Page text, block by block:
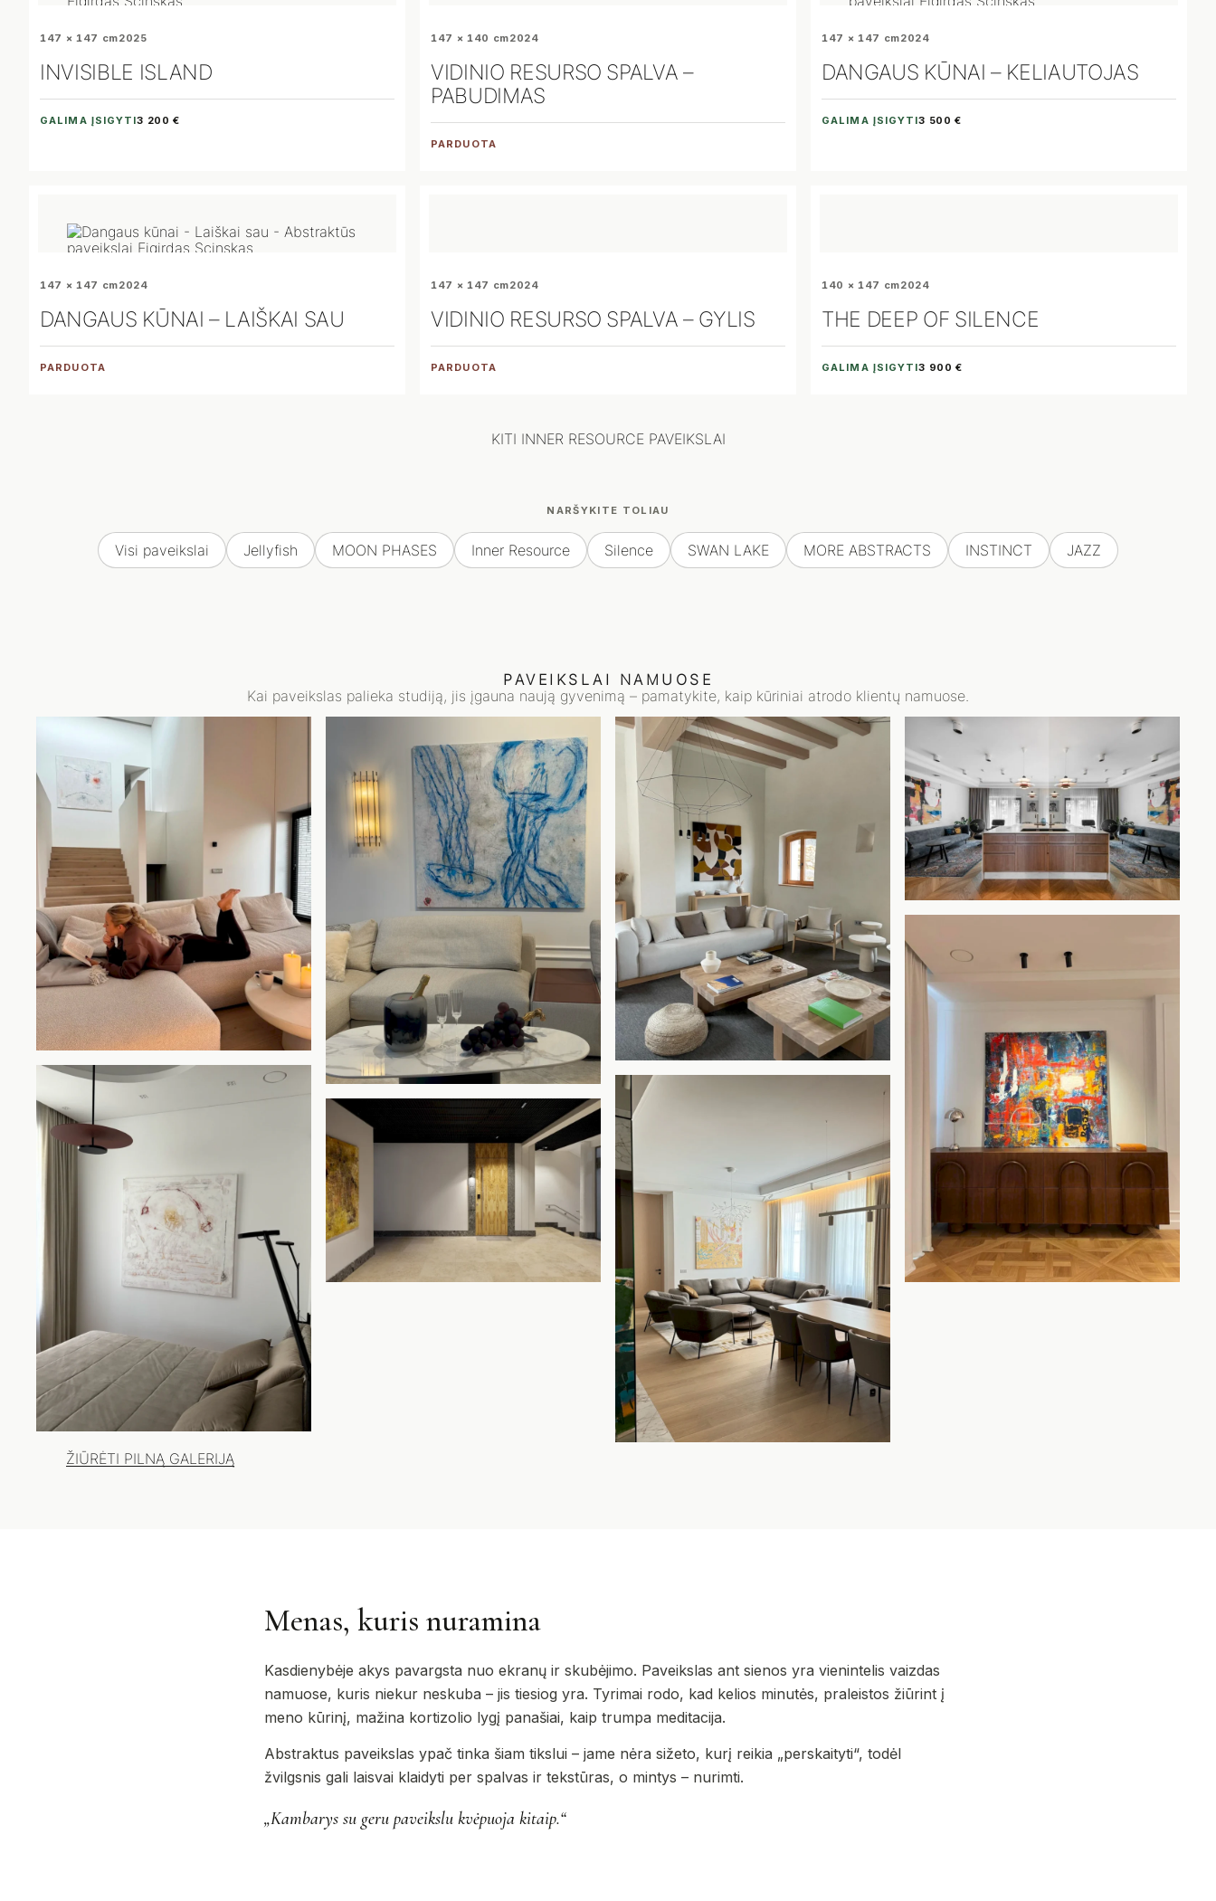
147 × 147 cm2025
INVISIBLE ISLAND
GALIMA ĮSIGYTI3 200 €
147 × 140 cm2024
VIDINIO RESURSO SPALVA –
PABUDIMAS
PARDUOTA
147 × 147 cm2024
DANGAUS KŪNAI – KELIAUTOJAS
GALIMA ĮSIGYTI3 500 €
147 × 147 cm2024
DANGAUS KŪNAI – LAIŠKAI SAU
PARDUOTA
147 × 147 cm2024
VIDINIO RESURSO SPALVA – GYLIS
PARDUOTA
140 × 147 cm2024
THE DEEP OF SILENCE
GALIMA ĮSIGYTI3 900 €
KITI INNER RESOURCE PAVEIKSLAI
NARŠYKITE TOLIAU
Visi paveikslai Jellyfish MOON PHASES Inner Resource Silence SWAN LAKE MORE ABSTRACTS INSTINCT JAZZ
PAVEIKSLAI NAMUOSE
Kai paveikslas palieka studiją, jis įgauna naują gyvenimą – pamatykite, kaip kūriniai atrodo klientų namuose.
ŽIŪRĖTI PILNĄ GALERIJĄ
Menas, kuris nuramina
Kasdienybėje akys pavargsta nuo ekranų ir skubėjimo. Paveikslas ant sienos yra vienintelis vaizdas
namuose, kuris niekur neskuba – jis tiesiog yra. Tyrimai rodo, kad kelios minutės, praleistos žiūrint į
meno kūrinį, mažina kortizolio lygį panašiai, kaip trumpa meditacija.
Abstraktus paveikslas ypač tinka šiam tikslui – jame nėra sižeto, kurį reikia „perskaityti“, todėl
žvilgsnis gali laisvai klaidyti per spalvas ir tekstūras, o mintys – nurimti.
„Kambarys su geru paveikslu kvėpuoja kitaip.“